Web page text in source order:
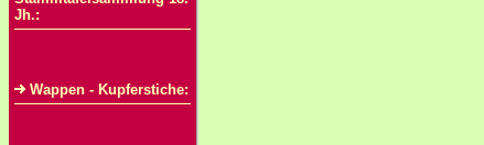
Jh.:
Wappen - Kupferstiche: